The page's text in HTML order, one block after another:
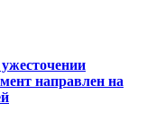
направлен на